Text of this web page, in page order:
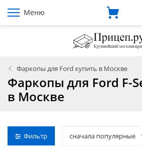
Меню
Фаркопы для Ford купить в Москве
Фаркопы для Ford F-
в Москве
Фильтр сначала популярные